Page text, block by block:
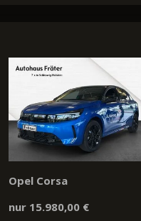
Opel Corsa
nur 15.980,00 €